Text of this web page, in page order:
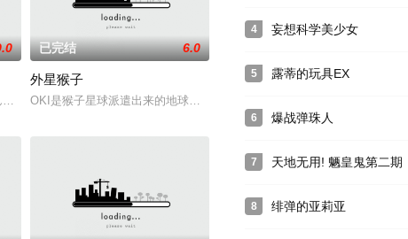
年“奥格利”， 笨熊“巴洛乌”，过度早熟的“蠢货”。 某一天
映，官方特別為支持本作的粉絲製作了觀影特典，是將今年的愚人節企劃《
原作,アニメ『まえせつ!』製作決定2020予定メインスタッフに梧桐翔大キャ
已完结 6.0
外星猴子
OKI是猴子星球派遣出来的地球探险队的一名队员。OKI发现了长相有点
4 妄想科学美少女
5 露蒂的玩具EX
6 爆战弹珠人
7 天地无用! 魉皇鬼第二期
8 绯弹的亚莉亚